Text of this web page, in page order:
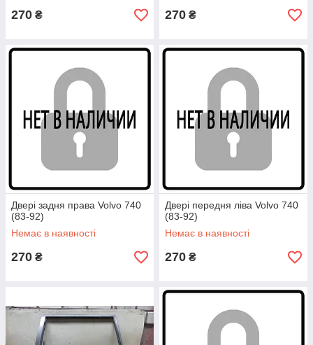
270 ₴ 270 ₴
Двері задня права Volvo 740
(83-92)
Немає в наявності
270 ₴
Двері передня ліва Volvo 740
(83-92)
Немає в наявності
270 ₴